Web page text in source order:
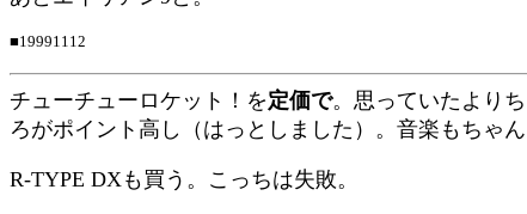
■19991112
チューチューロケット！を定価で。思っていたより
ろがポイント高し（はっとしました）。音楽もちゃん
R-TYPE DXも買う。こっちは失敗。